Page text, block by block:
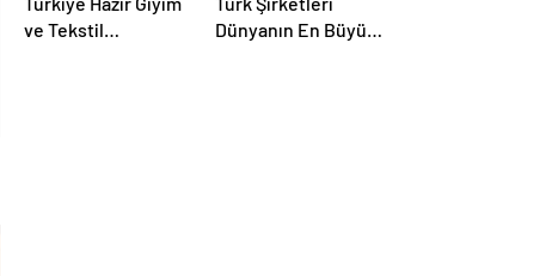
ve Tekstil
Dünyanın En Büyük